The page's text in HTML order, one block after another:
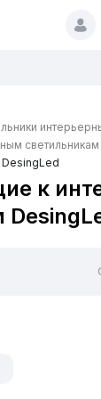
светильникам
к